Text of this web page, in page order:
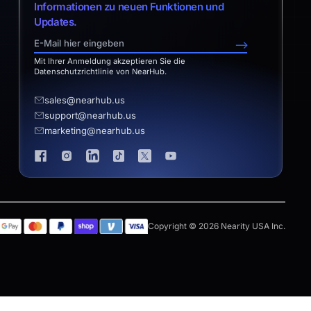
Informationen zu neuen Funktionen und
Updates.
-->
Mit Ihrer Anmeldung akzeptieren Sie die
Datenschutzrichtlinie von NearHub.
sales@nearhub.us
support@nearhub.us
marketing@nearhub.us
Copyright © 2026 Nearity USA Inc.